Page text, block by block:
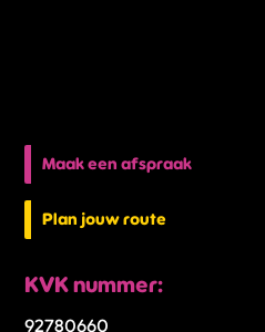
Maak een afspraak
Plan jouw route
KVK nummer:
92780660